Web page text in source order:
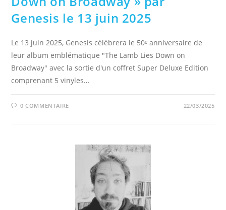
Genesis le 13 juin 2025
Le 13 juin 2025, Genesis célébrera le 50ᵉ anniversaire de
leur album emblématique "The Lamb Lies Down on
Broadway" avec la sortie d'un coffret Super Deluxe Edition
comprenant 5 vinyles…
0 COMMENTAIRE 22/03/2025